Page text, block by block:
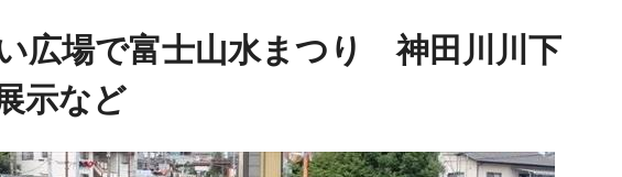
広場で富士山水まつり 神田川川下
示など